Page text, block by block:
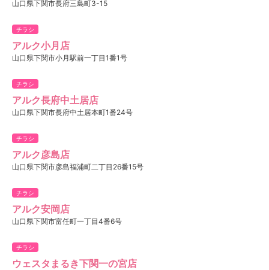
山口県下関市長府三島町3-15
チラシ
アルク小月店
山口県下関市小月駅前一丁目1番1号
チラシ
アルク長府中土居店
山口県下関市長府中土居本町1番24号
チラシ
アルク彦島店
山口県下関市彦島福浦町二丁目26番15号
チラシ
アルク安岡店
山口県下関市富任町一丁目4番6号
チラシ
ウェスタまるき下関一の宮店